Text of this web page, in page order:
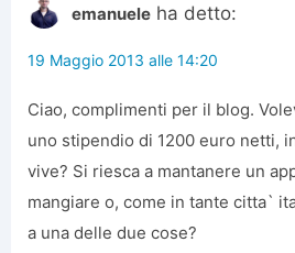
emanuele ha detto:
19 Maggio 2013 alle 14:20
Ciao, complimenti per il blog.
uno stipendio di 1200 euro netti,
vive? Si riesca a mantanere un
mangiare o, come in tante citta`
a una delle due cose?